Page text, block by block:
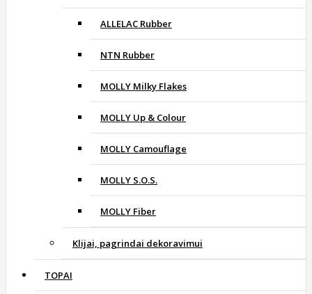
ALLELAC Rubber
NTN Rubber
MOLLY Milky Flakes
MOLLY Up & Colour
MOLLY Camouflage
MOLLY S.O.S.
MOLLY Fiber
Klijai, pagrindai dekoravimui
TOPAI